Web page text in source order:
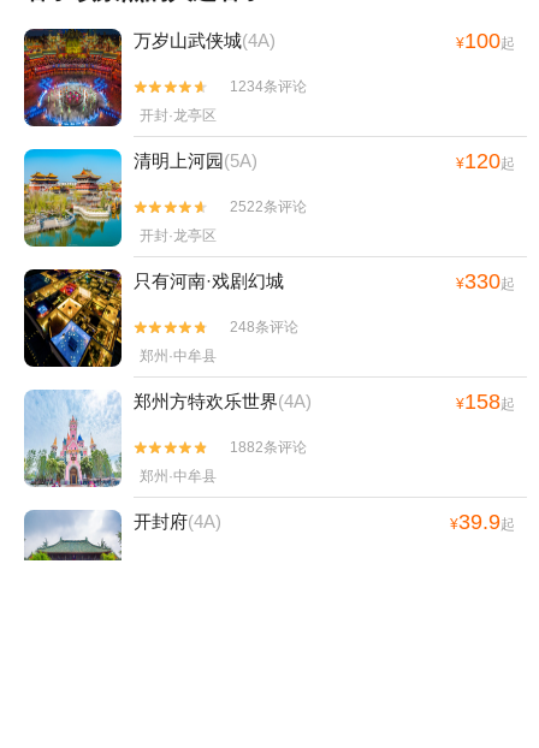
万岁山武侠城(4A) ¥100起


1234条评论
开封·龙亭区
清明上河园(5A) ¥120起


2522条评论
开封·龙亭区
只有河南·戏剧幻城 ¥330起


248条评论
郑州·中牟县
郑州方特欢乐世界(4A) ¥158起


1882条评论
郑州·中牟县
开封府(4A) ¥39.9起